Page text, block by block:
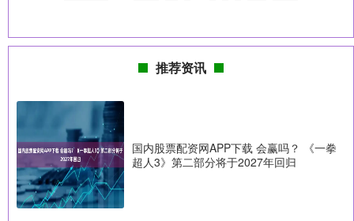
推荐资讯
国内股票配资网APP下载 会赢吗？ 《一拳
超人3》第二部分将于2027年回归